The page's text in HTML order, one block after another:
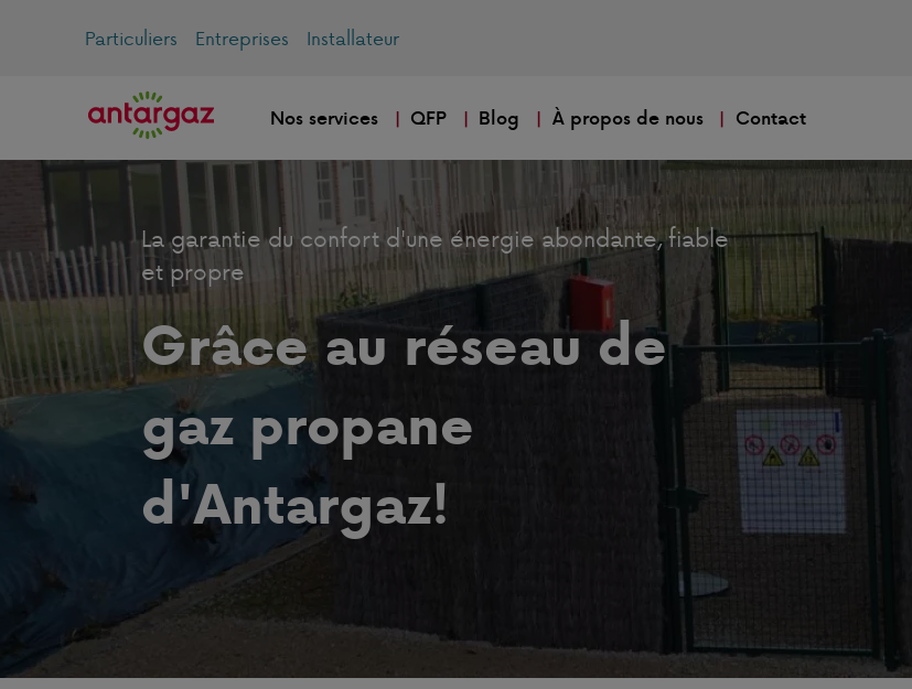
Particuliers Entreprises Installateur
Nos services QFP Blog À propos de nous Contact
La garantie du confort d'une énergie abondante, fiable
et propre
Grâce au réseau de
gaz propane
d'Antargaz!